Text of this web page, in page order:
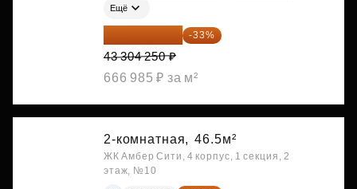
Ещё
29 013 848 ₽ -33%
43 304 250 ₽
666 985 ₽ за м²
2-комнатная, 46.5м²
ЖК Амбер Сити, 4 корпус, 1 секция, 2
этаж, №10